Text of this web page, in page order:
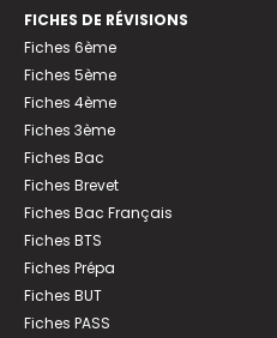
FICHES DE RÉVISIONS
Fiches 6ème
Fiches 5ème
Fiches 4ème
Fiches 3ème
Fiches Bac
Fiches Brevet
Fiches Bac Français
Fiches BTS
Fiches Prépa
Fiches BUT
Fiches PASS